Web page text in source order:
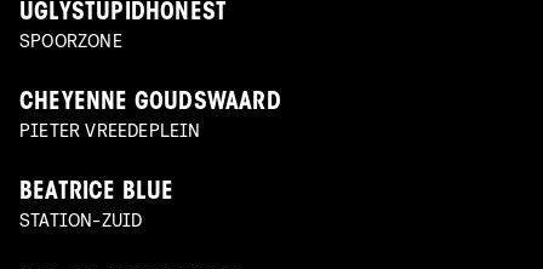
UGLYSTUPIDHONEST
SPOORZONE
CHEYENNE GOUDSWAARD
PIETER VREEDEPLEIN
BEATRICE BLUE
STATION-ZUID